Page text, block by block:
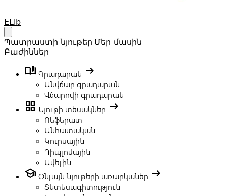
Your Company
ELib
Պատրաստի նյութեր Մեր մասին
Բաժիններ
book_ribbon Գրադարան arrow_right_alt
Անվճար գրադարան
Վճարովի գրադարան
grid_view Նյութի տեսակներ arrow_right_alt
Ռեֆերատ
Անհատական
Կուրսային
Դիպլոմային
Ավելին
school Օնլայն նյութերի առարկաներ arrow_right_alt
Տնտեսագիտություն